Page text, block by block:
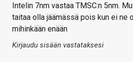
Intelin 7nm vastaa TMSC:n 5nm.
taitaa olla jäämässä pois kun ei ne
mihinkään enään
Kirjaudu sisään vastataksesi